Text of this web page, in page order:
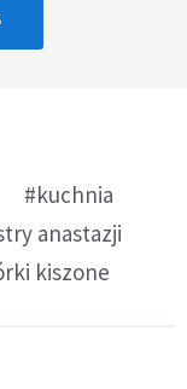
#kuchnia
anastazji
kiszone